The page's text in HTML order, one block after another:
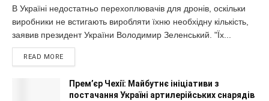
В Україні недостатньо перехоплювачів для дронів, оскільки
виробники не встигають виробляти їхню необхідну кількість,
заявив президент України Володимир Зеленський. "Їх...
READ MORE
Прем’єр Чехії: Майбутнє ініціативи з
постачання Україні артилерійських снарядів